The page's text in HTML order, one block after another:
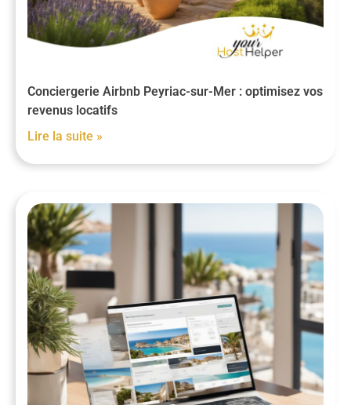
Conciergerie Airbnb Peyriac-sur-Mer : optimisez vos
revenus locatifs
Lire la suite »